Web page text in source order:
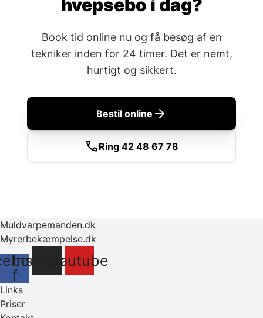
hvepsebo i dag?
Book tid online nu og få besøg af en
tekniker inden for 24 timer. Det er nemt,
hurtigt og sikkert.
Bestil online arrow_forward
callRing 42 48 67 78
Muldvarpemanden.dk
Myrerbekæmpelse.dk
f
InstagramYoutube
Links
Priser